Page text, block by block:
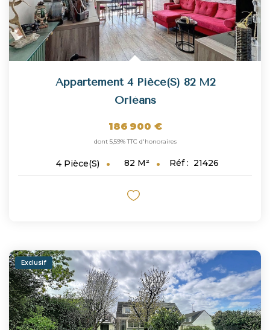
Appartement 4 Pièce(s) 82 M2
Orléans
186 900 €
dont 5,59% TTC d'honoraires
4 Pièce(s) 82 M² Réf : 21426
Exclusif